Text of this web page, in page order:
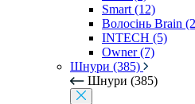
Smart (12)
Волосінь Brain
INTECH (5)
Owner (7)
Шнури (385)
Шнури (385)